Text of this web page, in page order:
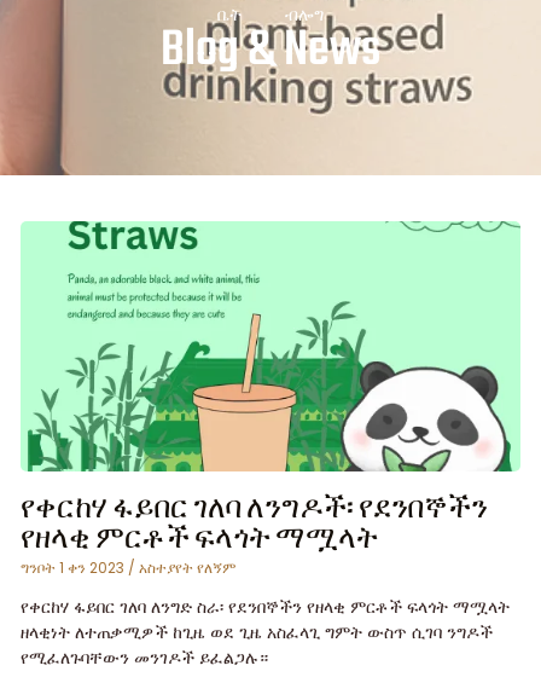
ቤት ብሎግ
Blog & News
የቀርከሃ ፋይበር ገለባ ለንግዶች፡ የደንበኞችን
የዘላቂ ምርቶች ፍላጎት ማሟላት
ግንቦት 1 ቀን 2023 አስተያየት የለኝም
የቀርከሃ ፋይበር ገለባ ለንግድ ስራ፡ የደንበኞችን የዘላቂ ምርቶች ፍላጎት ማሟላት
ዘላቂነት ለተጠቃሚዎች ከጊዜ ወደ ጊዜ አስፈላጊ ግምት ውስጥ ሲገባ ንግዶች
የሚፈለጉባቸውን መንገዶች ይፈልጋሉ።